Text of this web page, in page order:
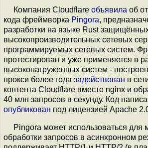
Компания Cloudflare объявила об
кода фреймворка Pingora,
разработки на языке Rust
высокопроизводительных сетевых
программируемых сетевых систем.
протестирован и уже применяется в
высоконагруженных систем -
прокси более года задействован в
контента Cloudflare вместо nginx и
40 млн запросов в секунду. Код
опубликован под лицензией Apache
Pingora может использоваться для
обработки запросов в асинхронном